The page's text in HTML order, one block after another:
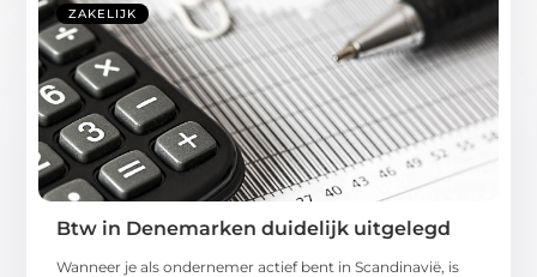
ZAKELIJK
Btw in Denemarken duidelijk uitgelegd
Wanneer je als ondernemer actief bent in Scandinavië, is